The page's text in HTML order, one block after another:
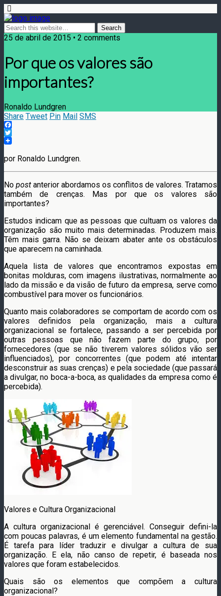
25 de abril de 2015 • 2 comments
Por que os valores são
importantes?
Ronaldo Lundgren
Share Tweet Pin Mail SMS
Facebook
Twitter
por Ronaldo Lundgren.
No post anterior abordamos os conflitos de valores. Tratamos
também de crenças. Mas por que os valores são
importantes?
Estudos indicam que as pessoas que cultuam os valores da
organização são muito mais determinadas. Produzem mais.
Têm mais garra. Não se deixam abater ante os obstáculos
que aparecem na caminhada.
Aquela lista de valores que encontramos expostas em
bonitas molduras, com imagens ilustrativas, normalmente ao
lado da missão e da visão de futuro da empresa, serve como
combustível para mover os funcionários.
Quanto mais colaboradores se comportam de acordo com os
valores definidos pela organização, mais a cultura
organizacional se fortalece, passando a ser percebida por
outras pessoas que não fazem parte do grupo, por
fornecedores (que se não tiverem valores sólidos vão ser
influenciados), por concorrentes (que podem até intentar
desconstruir as suas crenças) e pela sociedade (que passará
a divulgar, no boca-a-boca, as qualidades da empresa como é
percebida).
Valores e Cultura Organizacional
A cultura organizacional é gerenciável. Conseguir defini-la
com poucas palavras, é um elemento fundamental na gestão.
É tarefa para líder traduzir e divulgar a cultura de sua
organização. E ela, não canso de repetir, é baseada nos
valores que foram estabelecidos.
Quais são os elementos que compõem a cultura
organizacional?